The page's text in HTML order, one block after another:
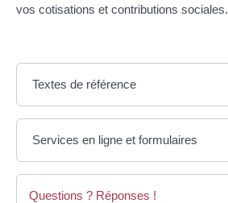
vos cotisations et contributions sociales.
Textes de référence
Services en ligne et formulaires
Questions ? Réponses !